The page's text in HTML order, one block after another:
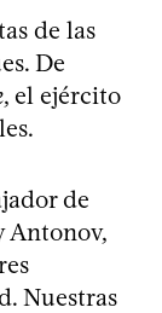
de las
De
, el ejército
de
Antonov,
Nuestras